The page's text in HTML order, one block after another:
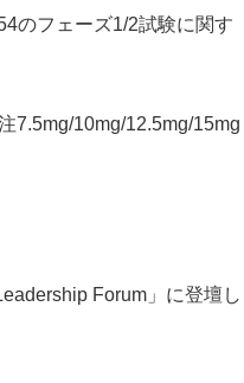
のフェーズ1/2試験に関す
7.5mg/10mg/12.5mg/15mg
Forum」に登壇し